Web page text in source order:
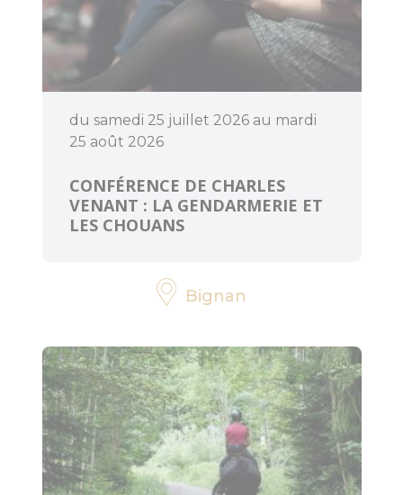
du samedi 25 juillet 2026 au mardi
25 août 2026
CONFÉRENCE DE CHARLES
VENANT : LA GENDARMERIE ET
LES CHOUANS
Bignan